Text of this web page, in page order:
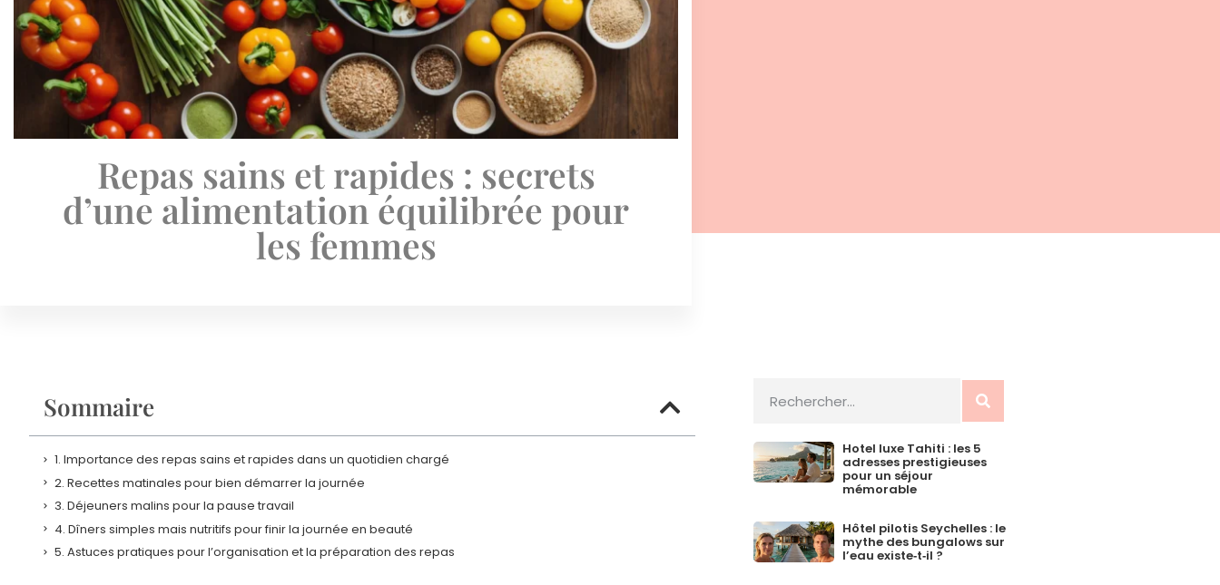
Repas sains et rapides : secrets
d’une alimentation équilibrée pour
les femmes
Sommaire
1. Importance des repas sains et rapides dans un quotidien chargé
2. Recettes matinales pour bien démarrer la journée
3. Déjeuners malins pour la pause travail
4. Dîners simples mais nutritifs pour finir la journée en beauté
5. Astuces pratiques pour l’organisation et la préparation des repas
Hotel luxe Tahiti : les 5
adresses prestigieuses
pour un séjour
mémorable
Hôtel pilotis Seychelles : le
mythe des bungalows sur
l’eau existe‑t‑il ?